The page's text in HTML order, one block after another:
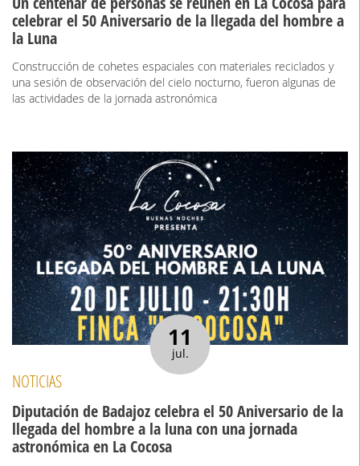
celebrar el 50 Aniversario de la llegada del hombre a
la Luna
Construcción de cohetes espaciales con materiales reciclados y
una sesión de observación del cielo nocturno, fueron algunas de
las actividades de la jornada astronómica
11
jul.
NOTICIAS
Diputación de Badajoz celebra el 50 Aniversario de la
llegada del hombre a la luna con una jornada
astronómica en La Cocosa